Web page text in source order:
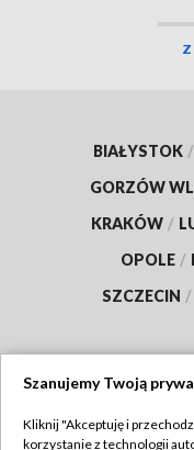
BIAŁYSTOK /
GORZÓW
KRAKÓW /
OPOLE /
SZCZECIN /
Szanujemy Twoją
Kliknij "Akceptuję i
korzystanie z technologii